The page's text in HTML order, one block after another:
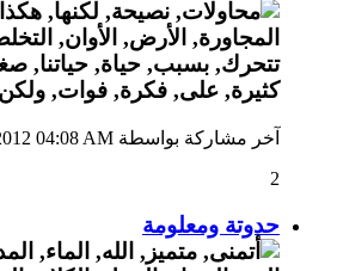
آخر مشاركة بواسطة 04:08 AM
2
حدوتة ومعلومة